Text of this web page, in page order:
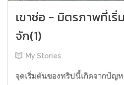
เขาช่อ - มิตรภาพที่เริ่
จัก(1)
My Stories
จุดเริ่มต้นของทริปนี้เกิดจากปัญ